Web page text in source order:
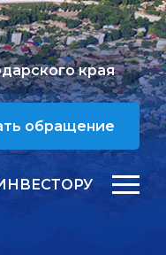
края
обращение